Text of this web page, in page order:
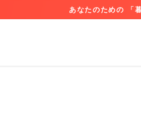
あなたのための 「